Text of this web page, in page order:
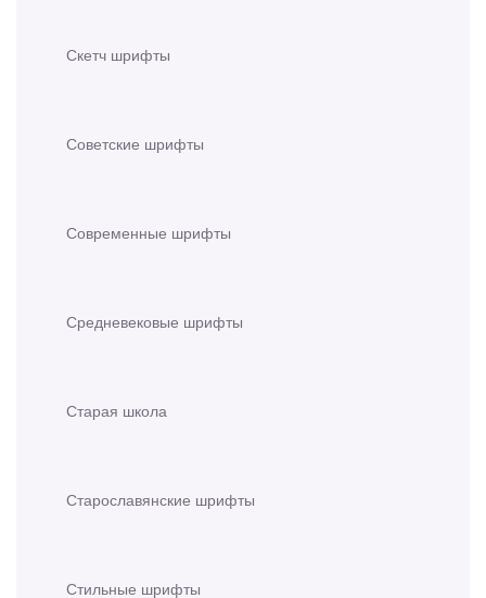
Скетч шрифты
Советские шрифты
Современные шрифты
Средневековые шрифты
Старая школа
Старославянские шрифты
Стильные шрифты